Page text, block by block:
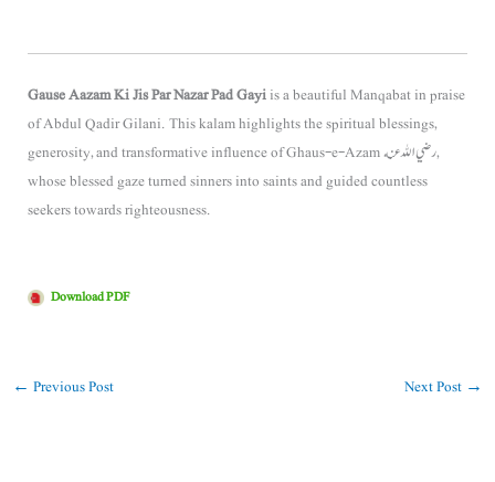
Gause Aazam Ki Jis Par Nazar Pad Gayiis a beautiful Manqabat in praise
ofAbdul Qadir Gilani. This kalam highlights the spiritual blessings,
generosity, and transformative influence of Ghaus-e-Azam رضي الله عنه,
whose blessed gaze turned sinners into saints and guided countless
seekers towards righteousness.
Download PDF
← Previous Post Next Post →